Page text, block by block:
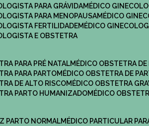
PARA GRÁVIDA
MÉDICO
PARA MENOPAUSA
MÉDICO
FERTILIDADE
MÉDICO
E OBSTETRA
PARA PRÉ NATAL
MÉDICO OBSTETRA
PARA PARTO
MÉDICO OBSTETRA DE
DE ALTO RISCO
MÉDICO OBSTETRA
PARTO HUMANIZADO
MÉDICO
PARTO NORMAL
MÉDICO PARTICULAR